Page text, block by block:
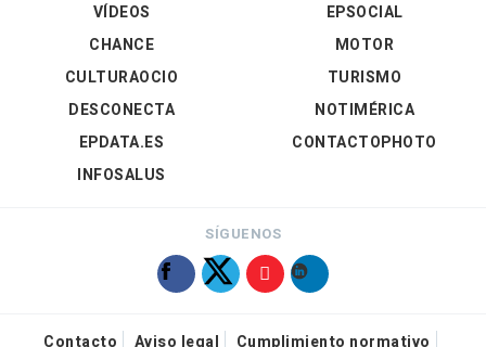
VÍDEOS
EPSOCIAL
CHANCE
CULTURAOCIO
DESCONECTA
EPDATA.ES
INFOSALUS
MOTOR
TURISMO
NOTIMÉRICA
CONTACTOPHOTO
SÍGUENOS
Contacto Aviso legal Cumplimiento normativo